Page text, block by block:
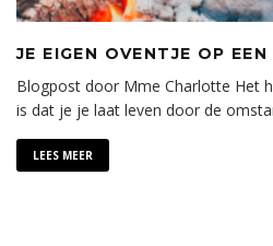
JE EIGEN OVENTJE OP EEN
Blogpost door Mme Charlotte Het
is dat je je laat leven door de
LEES MEER